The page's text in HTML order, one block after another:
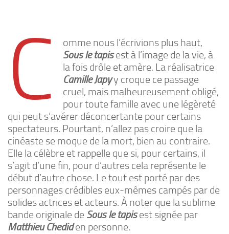
C
omme nous l’écrivions plus haut,
Sous le tapisest à l’image de la vie, à
la fois drôle et amère. La réalisatrice
Camille Japyy croque ce passage
cruel, mais malheureusement obligé,
pour toute famille avec une légèreté
qui peut s’avérer déconcertante pour certains
spectateurs. Pourtant, n’allez pas croire que la
cinéaste se moque de la mort, bien au contraire.
Elle la célèbre et rappelle que si, pour certains, il
s’agit d’une fin, pour d’autres cela représente le
début d’autre chose. Le tout est porté par des
personnages crédibles eux-mêmes campés par de
solides actrices et acteurs. À noter que la sublime
bande originale de Sous le tapisest signée par
Matthieu Chediden personne.